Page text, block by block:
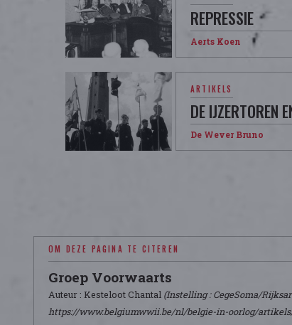
REPRESSIE
Aerts Koen
ARTIKELS
DE IJZERTOREN
De Wever Bruno
OM DEZE PAGINA TE CITEREN
Groep Voorwaarts
Auteur : Kesteloot Chantal (Instelling : CegeSoma/
https://www.belgiumwwii.be/nl/belgie-in-oorlog/